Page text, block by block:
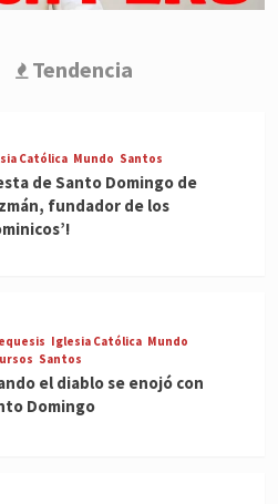
Tendencia
Católica Mundo Santos
de Santo Domingo de
fundador de los
Iglesia Católica Mundo
Santos
el diablo se enojó con
Domingo